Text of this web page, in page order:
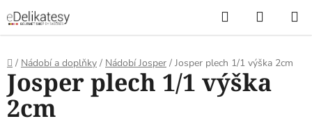
na
obsah
Hledat
KOŠÍK
Domů
/ Nádobí a doplňky / Nádobí Josper / Josper plech 1/1 výška 2cm
Josper plech 1/1 výška
2cm